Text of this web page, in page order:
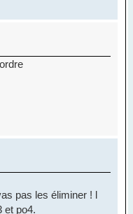
pas les éliminer ! l
et po4.